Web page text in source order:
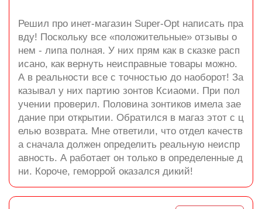
Решил про инет-магазин Super-Opt написать пра
вду! Поскольку все «положительные» отзывы о
нем - липа полная. У них прям как в сказке расп
исано, как вернуть неисправные товары можно.
А в реальности все с точностью до наоборот! За
казывал у них партию зонтов Ксиаоми. При пол
учении проверил. Половина зонтиков имела зае
дание при открытии. Обратился в магаз этот с ц
елью возврата. Мне ответили, что отдел качеств
а сначала должен определить реальную неиспр
авность. А работает он только в определенные д
ни. Короче, геморрой оказался дикий!